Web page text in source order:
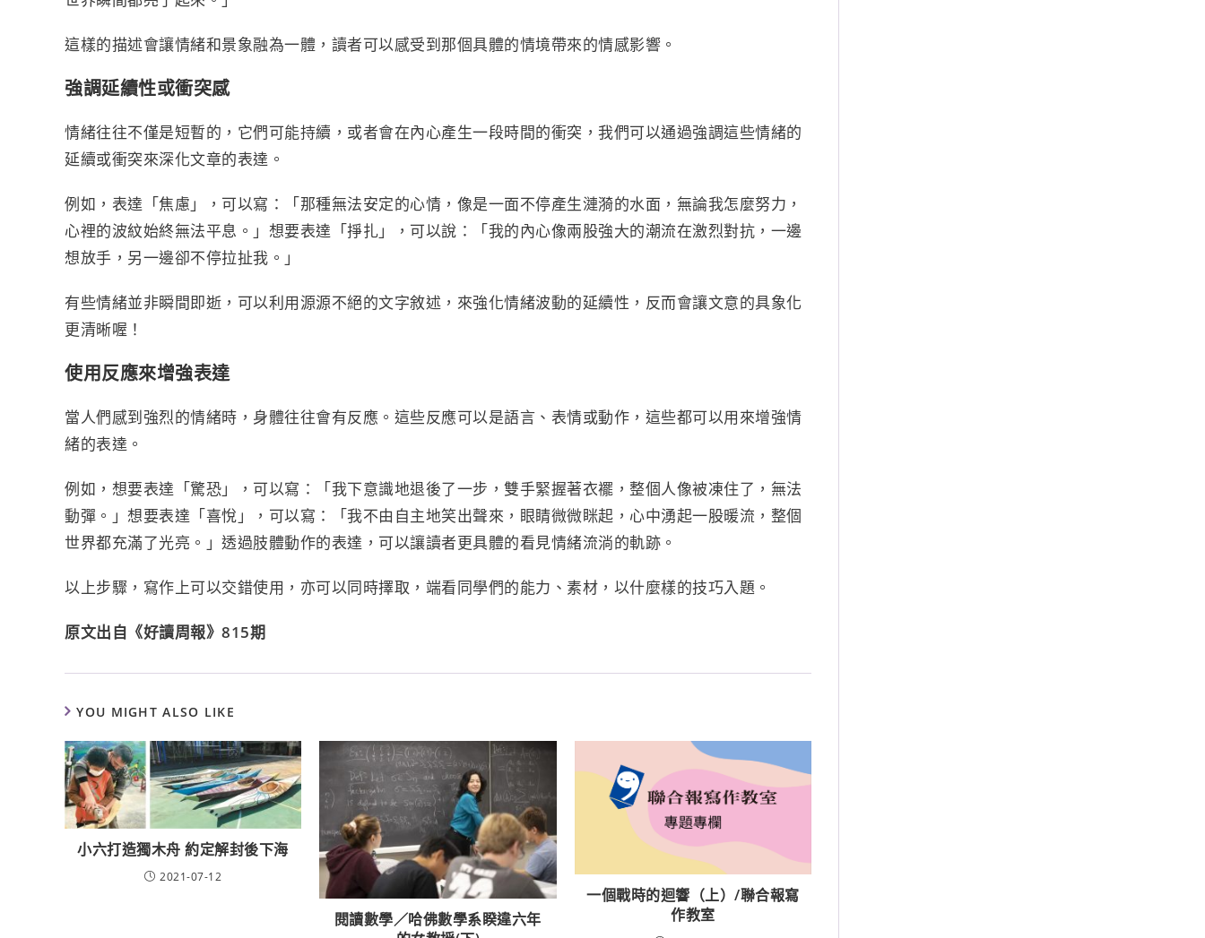
這樣的描述會讓情緒和景象融為一體，讀者可以感受到那個具體的情境帶來的情感影響。
強調延續性或衝突感
情緒往往不僅是短暫的，它們可能持續，或者會在內心產生一段時間的衝突，我們可以通過強調這些情緒的
延續或衝突來深化文章的表達。
例如，表達「焦慮」，可以寫：「那種無法安定的心情，像是一面不停產生漣漪的水面，無論我怎麼努力，
心裡的波紋始終無法平息。」想要表達「掙扎」，可以說：「我的內心像兩股強大的潮流在激烈對抗，一邊
想放手，另一邊卻不停拉扯我。」
有些情緒並非瞬間即逝，可以利用源源不絕的文字敘述，來強化情緒波動的延續性，反而會讓文意的具象化
更清晰喔！
使用反應來增強表達
當人們感到強烈的情緒時，身體往往會有反應。這些反應可以是語言、表情或動作，這些都可以用來增強情
緒的表達。
例如，想要表達「驚恐」，可以寫：「我下意識地退後了一步，雙手緊握著衣襬，整個人像被凍住了，無法
動彈。」想要表達「喜悅」，可以寫：「我不由自主地笑出聲來，眼睛微微眯起，心中湧起一股暖流，整個
世界都充滿了光亮。」透過肢體動作的表達，可以讓讀者更具體的看見情緒流淌的軌跡。
以上步驟，寫作上可以交錯使用，亦可以同時擇取，端看同學們的能力、素材，以什麼樣的技巧入題。
原文出自《好讀周報》815期
YOU MIGHT ALSO LIKE
小六打造獨木舟 約定解封後下海
2021-07-12
閱讀數學／哈佛數學系睽違六年
一個戰時的迴響（上）/聯合報寫
作教室